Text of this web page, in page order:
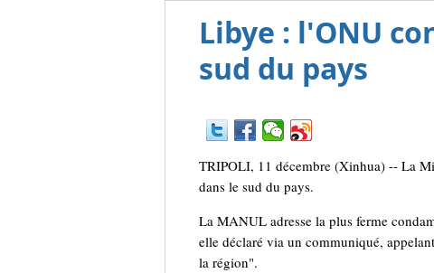
Libye : l'ONU
sud du pays
TRIPOLI, 11 décembre (Xinhua) -- La
dans le sud du pays.
La MANUL adresse la plus ferme
elle déclaré via un communiqué,
la région".